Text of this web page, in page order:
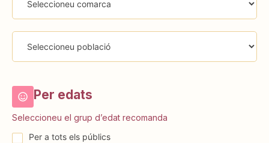
Per edats
Seleccioneu el grup d’edat recomanda
Per a tots els públics